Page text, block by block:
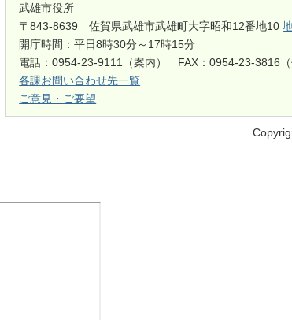
武雄市役所
〒843-8639 佐賀県武雄市武雄町大字昭和12番地10
開庁時間：平日8時30分～17時15分
電話：0954-23-9111（案内） FAX：0954-23-3816（
各課お問い合わせ先一覧
ご意見・ご要望